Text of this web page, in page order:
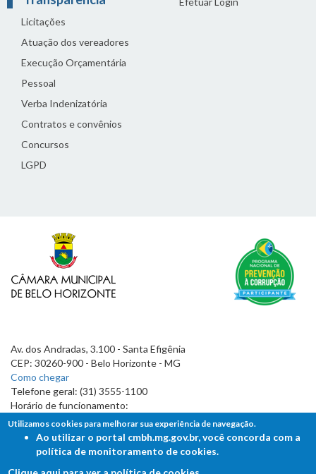
Licitações
Atuação dos vereadores
Execução Orçamentária
Pessoal
Verba Indenizatória
Contratos e convênios
Concursos
LGPD
Av. dos Andradas, 3.100 - Santa Efigênia
CEP: 30260-900 - Belo Horizonte - MG
Como chegar
Telefone geral: (31) 3555-1100
Horário de funcionamento:
7h às 19h
Utilizamos cookies para melhorar sua experiência de navegação.
Ao utilizar o portal cmbh.mg.gov.br, você concorda com a
política de monitoramento de cookies.